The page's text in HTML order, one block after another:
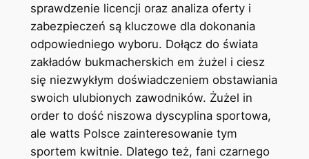
sprawdzenie licencji oraz analiza oferty i
zabezpieczeń są kluczowe dla dokonania
odpowiedniego wyboru. Dołącz do świata
zakładów bukmacherskich em żużel i ciesz
się niezwykłym doświadczeniem obstawiania
swoich ulubionych zawodników. Żużel in
order to dość niszowa dyscyplina sportowa,
ale watts Polsce zainteresowanie tym
sportem kwitnie. Dlatego też, fani czarnego